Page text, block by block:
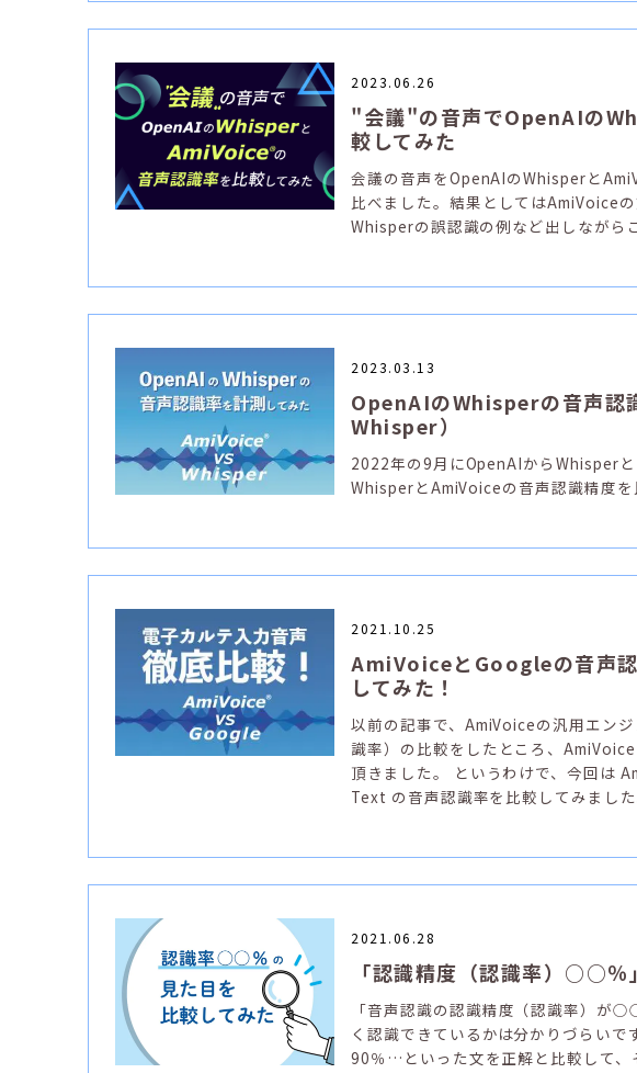
2023.06.26
"会議"の音声でOpenAIの
較してみた
会議の音声をOpenAIのWhisperと
比べました。結果としてはAmiVoice
Whisperの誤認識の例など出しながら
2023.03.13
OpenAIのWhisperの音声認
Whisper）
2022年の9月にOpenAIからWhisper
WhisperとAmiVoiceの音声認識精度を
2021.10.25
AmiVoiceとGoogleの音声
してみた！
以前の記事で、AmiVoiceの汎用エン
識率）の比較をしたところ、
頂きました。 というわけで、今回は
Text の音声認識率を比較してみました
2021.06.28
「認識精度（認識率）○○％
「音声認識の認識精度（認識率）が
く認識できているかは分かりづらい
90％…といった文を正解と比較して、